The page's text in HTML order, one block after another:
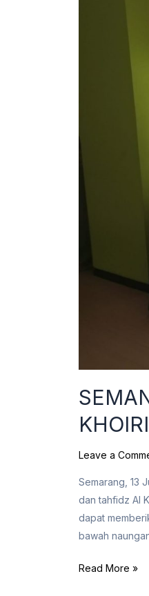
Leave a
Semarang, 13
dan tahfidz Al
dapat
bawah
Read More »